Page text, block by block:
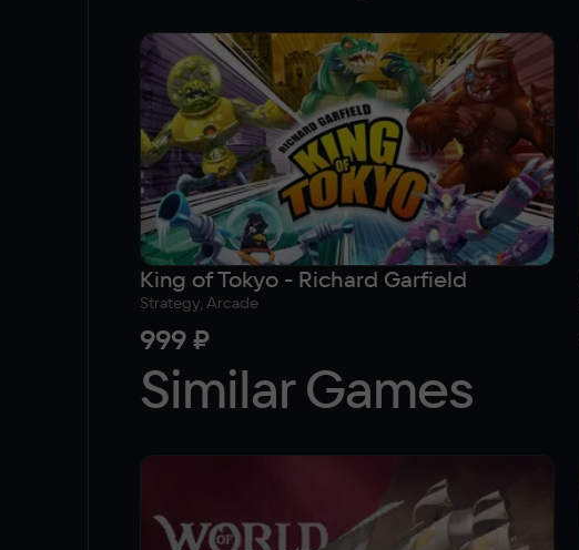
King of Tokyo - Richard Garfield
Strategy, Arcade
999 ₽
Similar Games